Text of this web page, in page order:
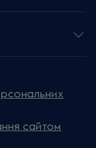
сайтом